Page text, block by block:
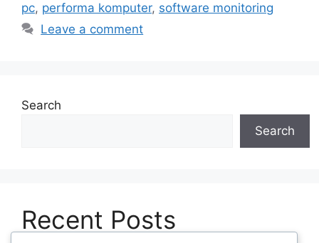
pc, performa komputer, software monitoring
Leave a comment
Search
Search
Recent Posts